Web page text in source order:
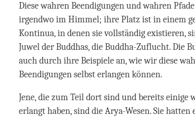
Diese wahren Beendigungen und wahren
irgendwo im Himmel; ihre Platz ist in einem
Kontinua, in denen sie vollständig existieren,
Juwel der Buddhas, die Buddha-Zuflucht. Die
auch durch ihre Beispiele an, wie wir diese
Beendigungen selbst erlangen können.
Jene, die zum Teil dort sind und bereits einige
erlangt haben, sind die Arya-Wesen. Sie